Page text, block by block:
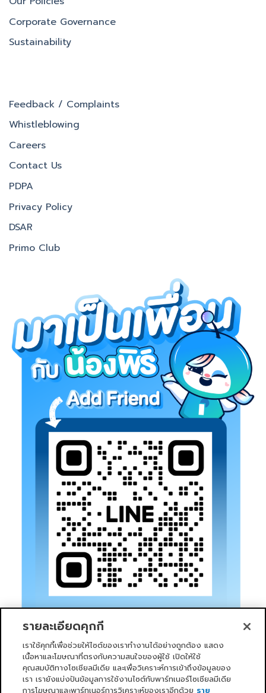
Corporate Governance
Sustainability
Feedback / Complaints
Whistleblowing
Careers
Contact Us
PDPA
Privacy Policy
DSAR
Primo Club
รายละเอียดคุกกี้
เราใช้คุกกี้เพื่อช่วยให้ไซต์ของเราทำงานได้อย่างถูกต้อง แสดง
เนื้อหาและโฆษณาที่ตรงกับความสนใจของผู้ใช้ เปิดให้ใช้
คุณสมบัติทางโซเชียลมีเดีย และเพื่อวิเคราะห์การเข้าถึงข้อมูลของ
เรา เรายังแบ่งปันข้อมูลการใช้งานไซต์กับพาร์ทเนอร์โซเชียลมีเดีย
การโฆษณาและพาร์ทเนอร์การวิเคราะห์ของเราอีกด้วย ราย